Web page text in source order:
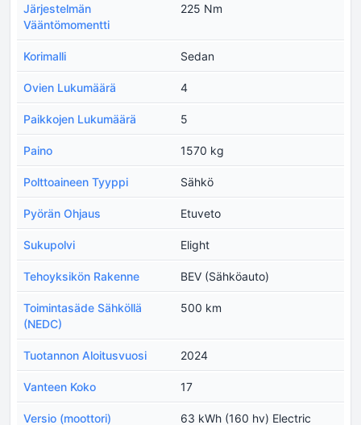
Järjestelmän
Vääntömomentti
225 Nm
Korimalli Sedan
Ovien Lukumäärä 4
Paikkojen Lukumäärä 5
Paino 1570 kg
Polttoaineen Tyyppi Sähkö
Pyörän Ohjaus Etuveto
Sukupolvi Elight
Tehoyksikön Rakenne BEV (Sähköauto)
Toimintasäde Sähköllä
(NEDC)
500 km
Tuotannon Aloitusvuosi 2024
Vanteen Koko 17
Versio (moottori) 63 kWh (160 hv) Electric